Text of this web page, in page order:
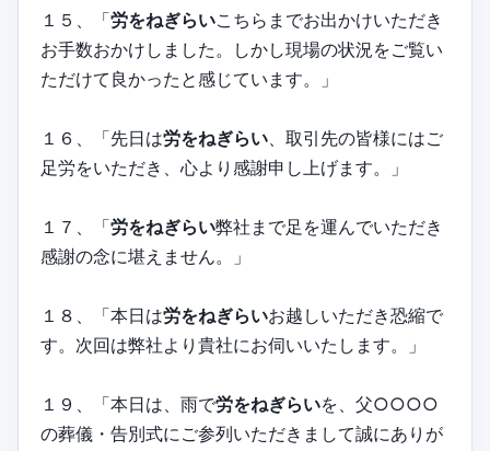
１５、「労をねぎらいこちらまでお出かけいただき
お手数おかけしました。しかし現場の状況をご覧い
ただけて良かったと感じています。」
１６、「先日は労をねぎらい、取引先の皆様にはご
足労をいただき、心より感謝申し上げます。」
１７、「労をねぎらい弊社まで足を運んでいただき
感謝の念に堪えません。」
１８、「本日は労をねぎらいお越しいただき恐縮で
す。次回は弊社より貴社にお伺いいたします。」
１９、「本日は、雨で労をねぎらいを、父○○○○
の葬儀・告別式にご参列いただきまして誠にありが